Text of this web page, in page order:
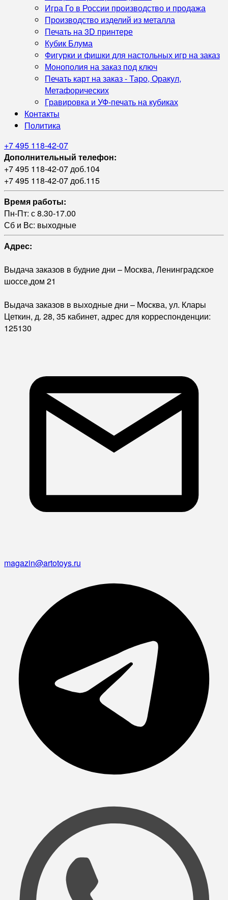
Игра Го в России производство и продажа
Производство изделий из металла
Печать на 3D принтере
Кубик Блума
Фигурки и фишки для настольных игр на заказ
Монополия на заказ под ключ
Печать карт на заказ - Таро, Оракул,
Метафорических
Гравировка и УФ‑печать на кубиках
Контакты
Политика
+7 495 118-42-07
Дополнительный телефон:
+7 495 118-42-07 доб.104
+7 495 118-42-07 доб.115
Время работы:
Пн-Пт: с 8.30-17.00
Сб и Вс: выходные
Адрес:
Выдача заказов в будние дни – Москва, Ленинградское
шоссе,дом 21
Выдача заказов в выходные дни – Москва, ул. Клары
Цеткин, д. 28, 35 кабинет, адрес для корреспонденции:
125130
magazin@artotoys.ru